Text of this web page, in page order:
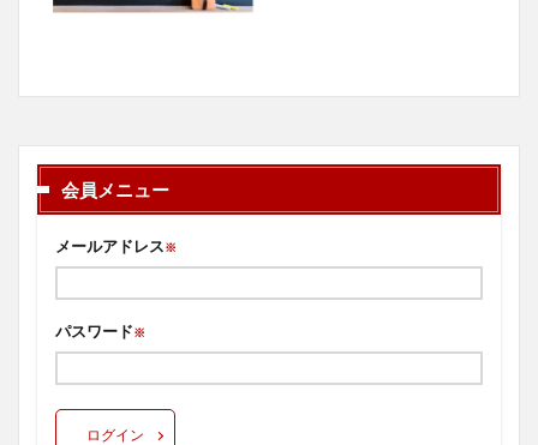
会員メニュー
メールアドレス※
パスワード※
ログイン